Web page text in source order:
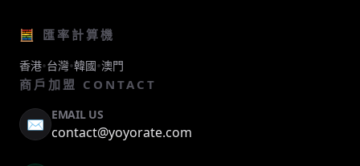
🧮 匯率計算機
香港•台灣•韓國•澳門
商戶加盟 CONTACT
✉️ EMAIL US
contact@yoyorate.com